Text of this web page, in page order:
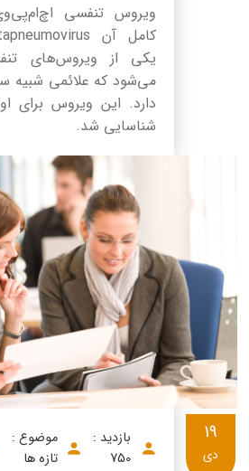
یکی از ویروس‌های
می‌شود که علائمی شبیه
شناسایی شد.
بازدید :
750
موضوع :
تازه ها
19
دی